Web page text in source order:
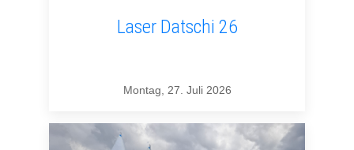
Laser Datschi 26
Montag, 27. Juli 2026